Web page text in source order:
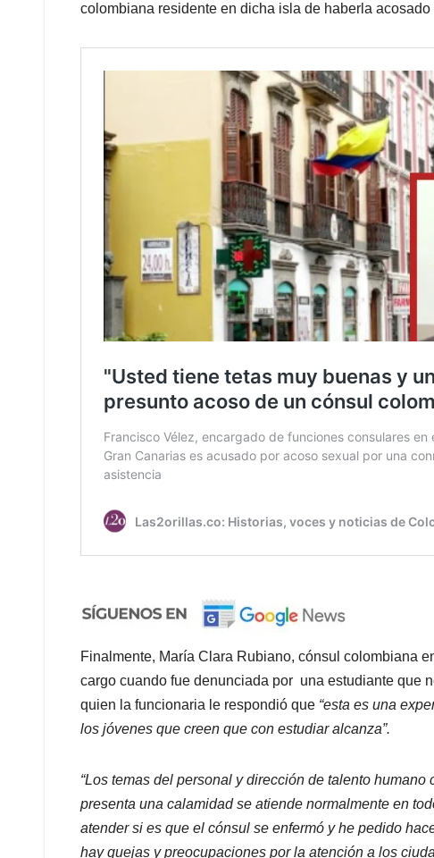
colombiana residente en dicha isla de haberla
Finalmente, María Clara Rubiano, cónsul colombiana
cargo cuando fue denunciada por una estudiante que
quien la funcionaria le respondió que “esta es una
los jóvenes que creen que con estudiar alcanza”.
“Los temas del personal y dirección de talento
presenta una calamidad se atiende normalmente en
atender si es que el cónsul se enfermó y he pedido
hay quejas y preocupaciones por la atención a los